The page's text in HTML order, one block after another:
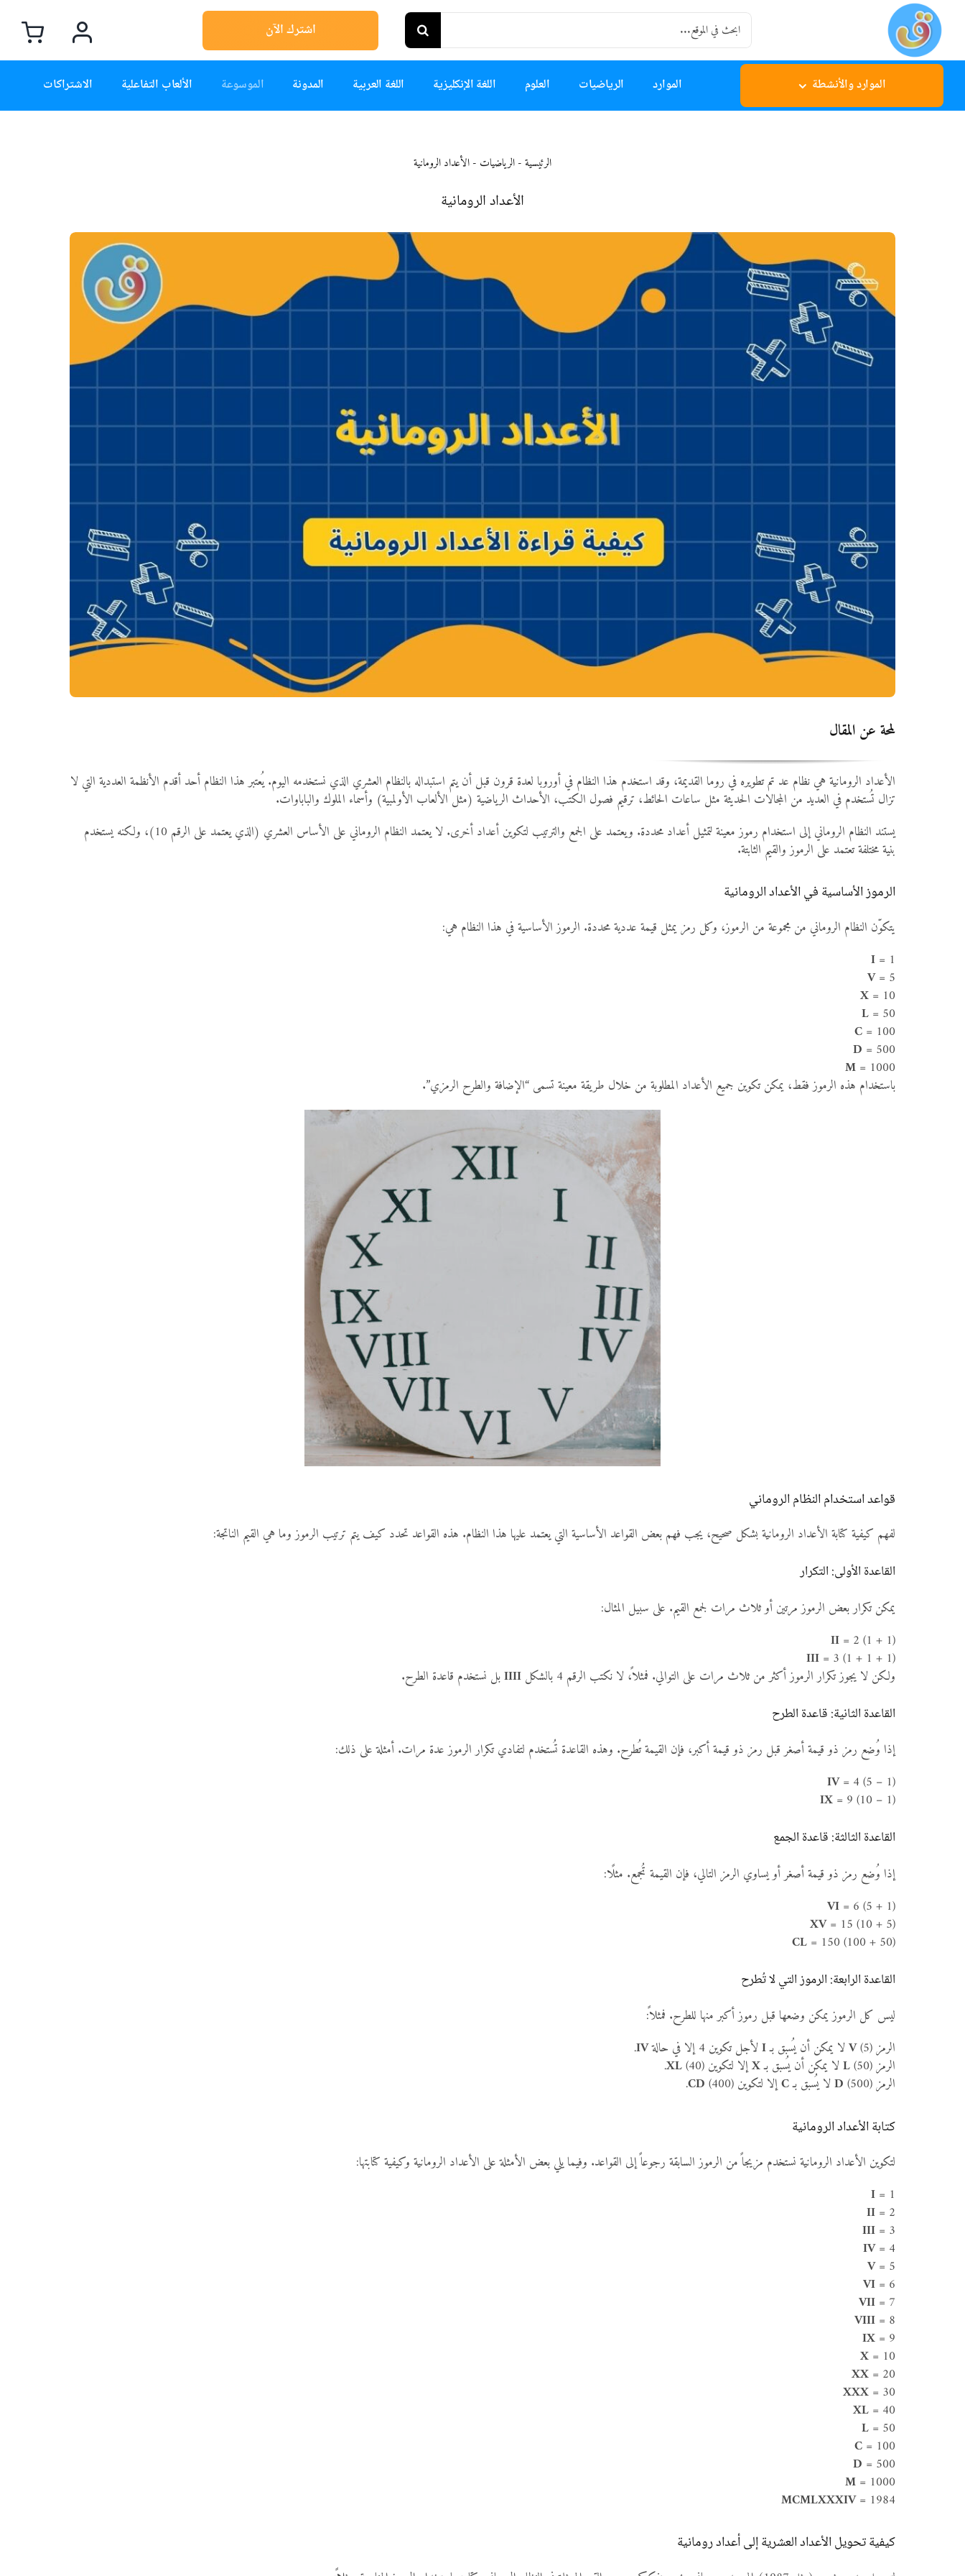
content
Search
for:
اشترك الآن
الموارد والأنشطة الموارد الرياضيات العلوم اللغة الإنكليزية اللغة العربية المدونة الموسوعة الألعاب التفاعلية الاشتراكات
الرئيسية-الرياضيات -الأعداد الرومانية
الأعداد الرومانية
لمحة عن المقال
الأعداد الرومانية هي نظام عد تم تطويره في روما القديمة، وقد استخدم هذا النظام في أوروبا لعدة قرون قبل أن يتم استبداله بالنظام العشري الذي نستخدمه اليوم. يُعتبر هذا النظام أحد أقدم الأنظمة العددية التي لا
تزال تُستخدم في العديد من المجالات الحديثة مثل ساعات الحائط، ترقيم فصول الكتب، الأحداث الرياضية (مثل الألعاب الأولمبية) وأسماء الملوك والباباوات.
يستند النظام الروماني إلى استخدام رموز معينة لتمثيل أعداد محددة. ويعتمد على الجمع والترتيب لتكوين أعداد أخرى. لا يعتمد النظام الروماني على الأساس العشري (الذي يعتمد على الرقم 10)، ولكنه يستخدم
بنية مختلفة تعتمد على الرموز والقيم الثابتة.
الرموز الأساسية في الأعداد الرومانية
يتكوّن النظام الروماني من مجموعة من الرموز، وكل رمز يمثل قيمة عددية محددة. الرموز الأساسية في هذا النظام هي:
I = 1
V= 5
X = 10
L = 50
C = 100
D = 500
M = 1000
باستخدام هذه الرموز فقط، يمكن تكوين جميع الأعداد المطلوبة من خلال طريقة معينة تسمى “الإضافة والطرح الرمزي”.
قواعد استخدام النظام الروماني
لفهم كيفية كتابة الأعداد الرومانية بشكل صحيح، يجب فهم بعض القواعد الأساسية التي يعتمد عليها هذا النظام. هذه القواعد تحدد كيف يتم ترتيب الرموز وما هي القيم الناتجة:
القاعدة الأولى: التكرار
يمكن تكرار بعض الرموز مرتين أو ثلاث مرات لجمع القيم. على سبيل المثال:
II = 2 (1 + 1)
III = 3 (1 + 1 + 1)
ولكن لا يجوز تكرار الرموز أكثر من ثلاث مرات على التوالي. فمثلاً، لا نكتب الرقم 4 بالشكل
IIIIبل نستخدم قاعدة الطرح.
القاعدة الثانية: قاعدة الطرح
إذا وُضع رمز ذو قيمة أصغر قبل رمز ذو قيمة أكبر، فإن القيمة تُطرح. وهذه القاعدة تُستخدم لتفادي تكرار الرموز عدة مرات. أمثلة على ذلك:
IV= 4 (5 – 1)
IX = 9 (10 – 1)
القاعدة الثالثة: قاعدة الجمع
إذا وُضع رمز ذو قيمة أصغر أو يساوي الرمز التالي، فإن القيمة تُجمع. مثلًا:
VI = 6 (5 + 1)
XV= 15 (10 + 5)
CL = 150 (100 + 50)
القاعدة الرابعة: الرموز التي لا تُطرح
ليس كل الرموز يمكن وضعها قبل رموز أكبر منها للطرح. فمثلاً:
الرمز
V(5) لا يمكن أن يُسبق بـ Iلأجل تكوين 4 إلا في حالة IV
.
الرمز
L(50) لا يمكن أن يُسبق بـ Xإلا لتكوين XL(40).
الرمز
D (500) لا يُسبق بـ Cإلا لتكوين CD (400).
كتابة الأعداد الرومانية
لتكوين الأعداد الرومانية نستخدم مزيجاً من الرموز السابقة رجوعاً إلى القواعد. وفيما يلي بعض الأمثلة على الأعداد الرومانية وكيفية كتابتها:
I = 1
II = 2
III = 3
IV= 4
V= 5
VI = 6
VII = 7
VIII = 8
IX = 9
X = 10
XX = 20
XXX = 30
XL = 40
L = 50
C = 100
D = 500
M = 1000
MCMLXXXIV= 1984
كيفية تحويل الأعداد العشرية إلى أعداد رومانية